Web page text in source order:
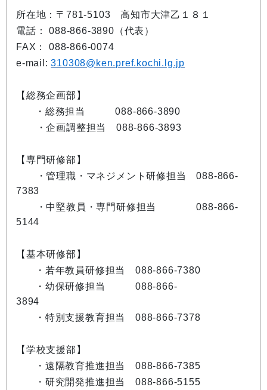
所在地：〒781-5103 高知市大津乙１８１
電話： 088-866-3890（代表）
FAX： 088-866-0074
e-mail:310308@ken.pref.kochi.lg.jp
【総務企画部】
・総務担当 088-866-3890
・企画調整担当 088-866-3893
【専門研修部】
・管理職・マネジメント研修担当 088-866-
7383
・中堅教員・専門研修担当 088-866-
5144
【基本研修部】
・若年教員研修担当 088-866-7380
・幼保研修担当 088-866-
3894
・特別支援教育担当 088-866-7378
【学校支援部】
・遠隔教育推進担当 088-866-7385
・研究開発推進担当 088-866-5155